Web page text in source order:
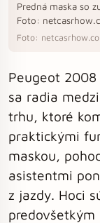
Predná maska so
Foto:
Foto:
Peugeot
sa radia
trhu, ktoré
praktickými
maskou,
asistentmi
z jazdy. Hoci
predovšetkým